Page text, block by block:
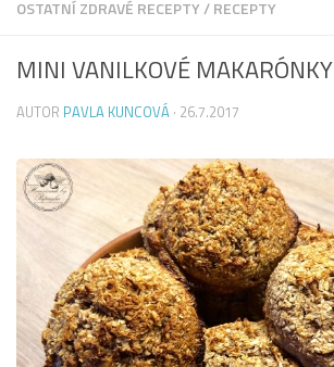
OSTATNÍ ZDRAVÉ RECEPTY/RECEPTY
MINI VANILKOVÉ MAKARÓNKY
AUTOR PAVLA KUNCOVÁ · 26.7.2017